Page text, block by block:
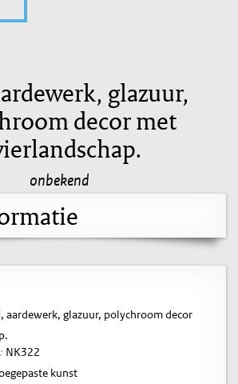
glazuur,
decor met
onbekend
aardewerk, glazuur, polychroom decor
NK322
kunst